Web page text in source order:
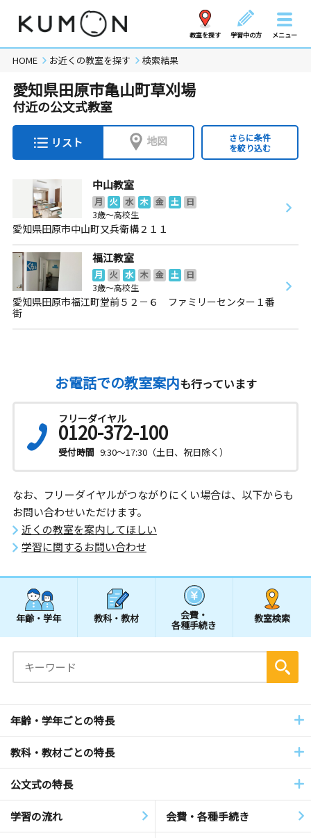
教室を探す 学習中の方 メニュー
HOME お近くの教室を探す 検索結果
愛知県田原市亀山町草刈場
付近の公文式教室
リスト 地図
さらに条件
を絞り込む
中山教室
月 火 水 木 金 土
日
3歳～高校生
愛知県田原市中山町又兵衛構２１１
福江教室
月 火 水 木 金 土
日
3歳～高校生
愛知県田原市福江町堂前５２－６ ファミリーセンター１番
街
お電話での教室案内も行っています
フリーダイヤル
0120-372-100
受付時間 9:30～17:30（土日、祝日除く）
なお、フリーダイヤルがつながりにくい場合は、以下からも
お問い合わせいただけます。
近くの教室を案内してほしい
学習に関するお問い合わせ
年齢・学年 教科・教材 会費・
各種手続き
教室検索
年齢・学年ごとの特長
教科・教材ごとの特長
公文式の特長
学習の流れ 会費・各種手続き